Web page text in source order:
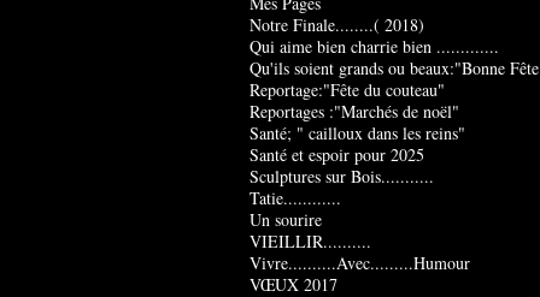
Notre Finale........( 2018)
Qui aime bien charrie bien .............
Qu'ils soient grands ou beaux:"Bonne
Reportage:"Fête du couteau"
Reportages :"Marchés de noël"
Santé; " cailloux dans les reins"
Santé et espoir pour 2025
Sculptures sur Bois...........
Tatie............
Un sourire
VIEILLIR..........
Vivre..........Avec.........Humour
VŒUX 2017